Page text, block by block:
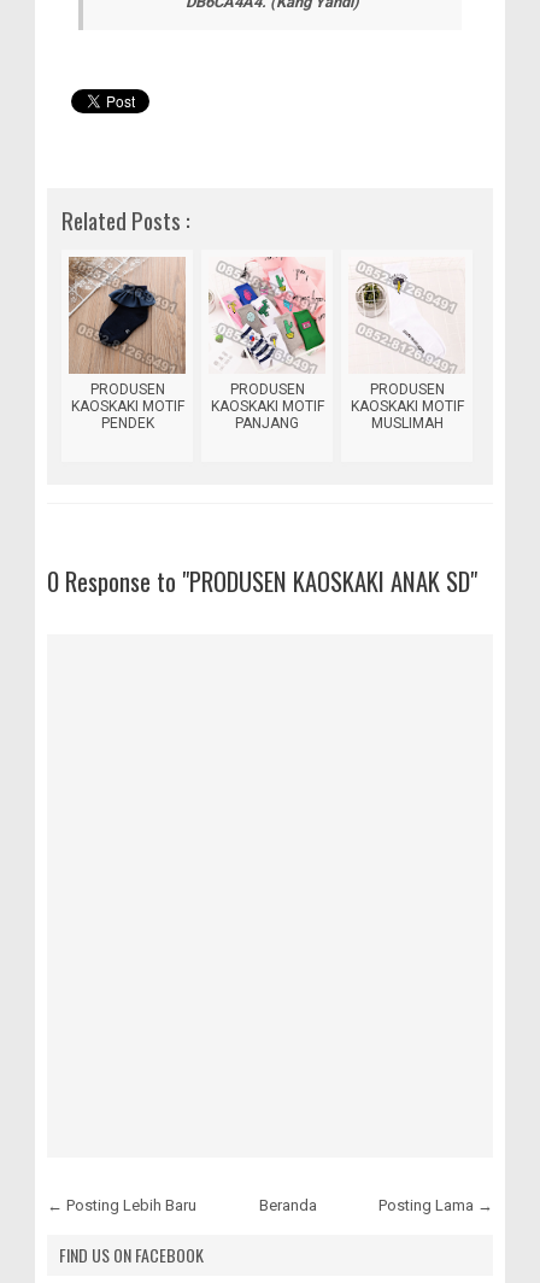
Related Posts :
PRODUSEN
KAOSKAKI MOTIF
PENDEK
PRODUSEN
KAOSKAKI MOTIF
PANJANG
PRODUSEN
KAOSKAKI MOTIF
MUSLIMAH
0 Response to "PRODUSEN KAOSKAKI ANAK SD"
← Posting Lebih Baru Posting Lama →
Beranda
FIND US ON FACEBOOK